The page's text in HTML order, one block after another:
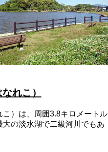
れこ）
こ）は、周囲3.8キロメートル
大の淡水湖で二級河川でもあ